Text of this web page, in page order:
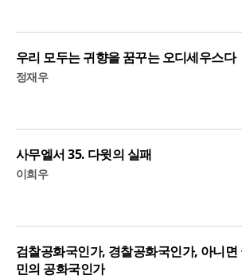
우리 모두는 귀향을 꿈꾸는 오디세우스다
정재우
사무엘서 35. 다윗의 실패
이희우
검찰공화국인가, 경찰공화국인가, 아니면
민의 공화국인가